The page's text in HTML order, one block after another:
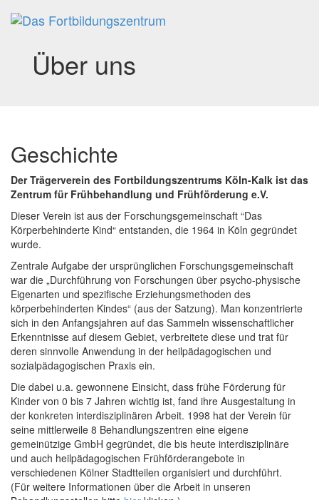
Über uns
Geschichte
Der Trägerverein des Fortbildungszentrums Köln-Kalk ist das
Zentrum für Frühbehandlung und Frühförderung e.V.
Dieser Verein ist aus der Forschungsgemeinschaft “Das
Körperbehinderte Kind“ entstanden, die 1964 in Köln gegründet
wurde.
Zentrale Aufgabe der ursprünglichen Forschungsgemeinschaft
war die „Durchführung von Forschungen über psycho-physische
Eigenarten und spezifische Erziehungsmethoden des
körperbehinderten Kindes“ (aus der Satzung). Man konzentrierte
sich in den Anfangsjahren auf das Sammeln wissenschaftlicher
Erkenntnisse auf diesem Gebiet, verbreitete diese und trat für
deren sinnvolle Anwendung in der heilpädagogischen und
sozialpädagogischen Praxis ein.
Die dabei u.a. gewonnene Einsicht, dass frühe Förderung für
Kinder von 0 bis 7 Jahren wichtig ist, fand ihre Ausgestaltung in
der konkreten interdisziplinären Arbeit. 1998 hat der Verein für
seine mittlerweile 8 Behandlungszentren eine eigene
gemeinützige GmbH gegründet, die bis heute interdisziplinäre
und auch heilpädagogischen Frühförderangebote in
verschiedenen Kölner Stadtteilen organisiert und durchführt.
(Für weitere Informationen über die Arbeit in unseren